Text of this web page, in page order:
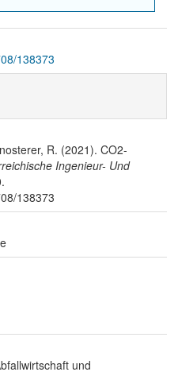
138373
R. (2021). CO2-
Ingenieur- Und
138373
und